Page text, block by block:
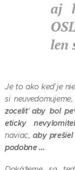
aj
len
Je to ako keď je
si
zoceliť aby bol
eticky
naviac,aby
podobne ...